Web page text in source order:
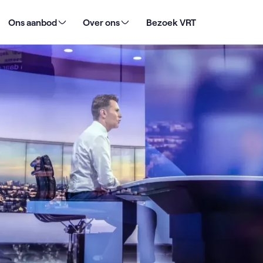
Ons aanbod Over ons Bezoek VRT